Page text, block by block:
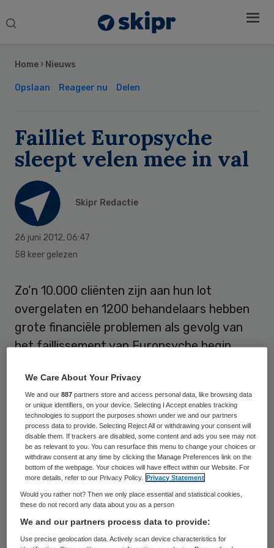
Search
Home › Nieuws
Opslaan Reageer nu Delen
Failliet Europsyche
sleept velen mee in val
Skipr Redactie
26 juni 2012, 06:47
58 keer gelezen
Zo’n 10.000 cliënten zijn aan hun lot
overgelaten en 1200 behandelaars hebben
grote financiële problemen als gevolg van
het faillissement van Europsyche begin
zelf ook een gedupeerd behandelaar en
woordvoerder van de Stichting Cliënten en
Therapeuten Belangen.
Woensdag gaan, voorafgaand aan het
overleg in de Tweede Kamer over
Europsyche, cliënten en therapeuten actie
voeren in Den Haag. Ze willen daarmee de
politiek oproepen om hun
verantwoordelijkheid te nemen voor de
Sidebar
We Care About Your Privacy
We and our887 partners store and access personal data, like browsing data
or unique identifiers, on your device. Selecting I Accept enables tracking
technologies to support the purposes shown under we and our partners
process data to provide. Selecting Reject All or withdrawing your consent will
disable them. If trackers are disabled, some content and ads you see may not
be as relevant to you. You can resurface this menu to change your choices or
withdraw consent at any time by clicking the Manage Preferences link on the
bottom of the webpage. Your choices will have effect within our Website. For
more details, refer to our Privacy Policy.
Privacy Statement
Would you rather not? Then we only place essential and statistical cookies,
these do not record any data about you as a person
We and our partners process data to provide:
Use precise geolocation data. Actively scan device characteristics for